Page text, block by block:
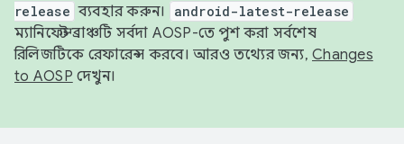
release ব্যবহার করুন। android-latest-release
ম্যানিফেস্ট ব্রাঞ্চটি সর্বদা AOSP-তে পুশ করা সর্বশেষ
রিলিজটিকে রেফারেন্স করবে। আরও তথ্যের জন্য, Changes
to AOSP দেখুন।